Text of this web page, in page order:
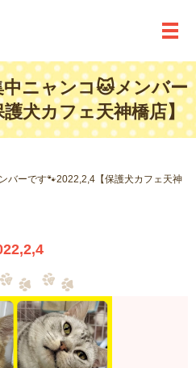
メ
ニャンコ🐱メンバー
犬カフェ天神橋店】
バーです🐾2022,2,4【保護犬カフェ天神